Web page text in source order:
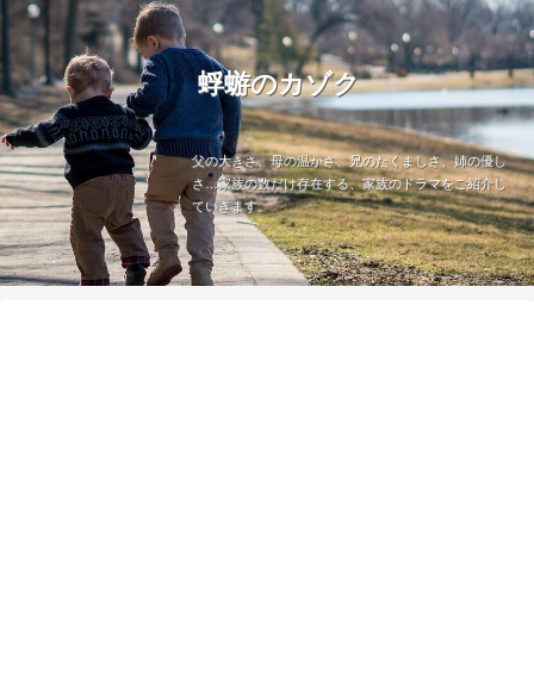
蜉蝣のカゾク
父の大きさ、母の温かさ、兄のたくましさ、姉の優し
さ…家族の数だけ存在する、家族のドラマをご紹介し
ていきます。